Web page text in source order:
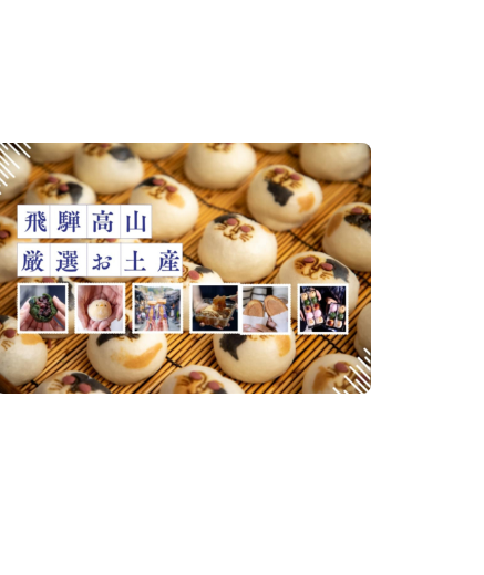
2026最新】お土産にもぴったり！飛騨高山の
菓子